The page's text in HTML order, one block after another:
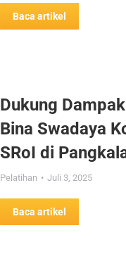
Baca artikel
Dukung
Bina Swadaya
SRoI di
Pelatihan Juli 3, 2025
Baca artikel